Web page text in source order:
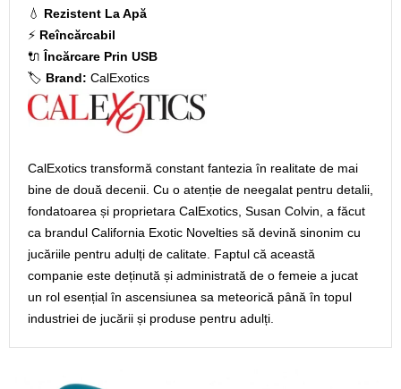
💧 Rezistent La Apă
⚡ Reîncărcabil
🔌 Încărcare Prin USB
🏷️ Brand: CalExotics
CalExotics transformă constant fantezia în realitate de mai
bine de două decenii. Cu o atenție de neegalat pentru detalii,
fondatoarea și proprietara CalExotics, Susan Colvin, a făcut
ca brandul California Exotic Novelties să devină sinonim cu
jucăriile pentru adulți de calitate. Faptul că această
companie este deținută și administrată de o femeie a jucat
un rol esențial în ascensiunea sa meteorică până în topul
industriei de jucării și produse pentru adulți.